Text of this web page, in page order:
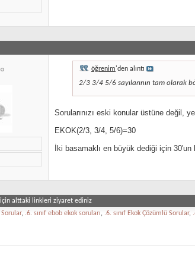
öğrenim'den alıntı
2/3 3/4 5/6 sayılarının tam olarak
Sorularınızı eski konular üstüne değil,
EKOK(2/3, 3/4, 5/6)=30
İki basamaklı en büyük dediği için 30'un
alttaki linkleri ziyaret ediniz
Sorular, .6. sınıf ebob ekok soruları, .6. sınıf Ekok Çözümlü Sorular,